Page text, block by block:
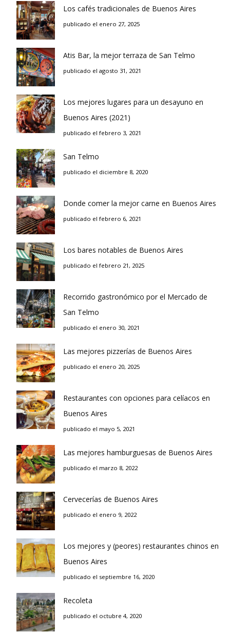
Los cafés tradicionales de Buenos Aires
publicado el enero 27, 2025
Atis Bar, la mejor terraza de San Telmo
publicado el agosto 31, 2021
Los mejores lugares para un desayuno en
Buenos Aires (2021)
publicado el febrero 3, 2021
San Telmo
publicado el diciembre 8, 2020
Donde comer la mejor carne en Buenos Aires
publicado el febrero 6, 2021
Los bares notables de Buenos Aires
publicado el febrero 21, 2025
Recorrido gastronómico por el Mercado de
San Telmo
publicado el enero 30, 2021
Las mejores pizzerías de Buenos Aires
publicado el enero 20, 2025
Restaurantes con opciones para celíacos en
Buenos Aires
publicado el mayo 5, 2021
Las mejores hamburguesas de Buenos Aires
publicado el marzo 8, 2022
Cervecerías de Buenos Aires
publicado el enero 9, 2022
Los mejores y (peores) restaurantes chinos en
Buenos Aires
publicado el septiembre 16, 2020
Recoleta
publicado el octubre 4, 2020